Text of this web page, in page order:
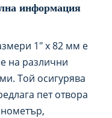
информация
1″ х 82 мм е
на различни
Той осигурява
пет отвора